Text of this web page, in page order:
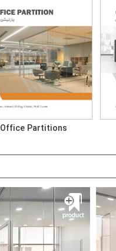
Office Partitions
پارتیشن فریملس
سهلان نماد